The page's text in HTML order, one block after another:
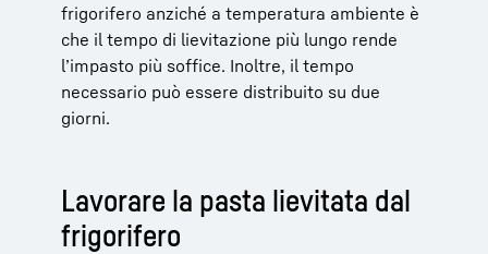
frigorifero anziché a temperatura ambiente è
che il tempo di lievitazione più lungo rende
l’impasto più soffice. Inoltre, il tempo
necessario può essere distribuito su due
giorni.
Lavorare la pasta lievitata dal
frigorifero